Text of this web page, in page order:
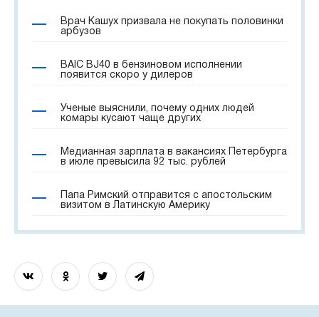
Врач Кашух призвала не покупать половинки
арбузов
BAIC BJ40 в бензиновом исполнении
появится скоро у дилеров
Ученые выяснили, почему одних людей
комары кусают чаще других
Медианная зарплата в вакансиях Петербурга
в июле превысила 92 тыс. рублей
Папа Римский отправится с апостольским
визитом в Латинскую Америку